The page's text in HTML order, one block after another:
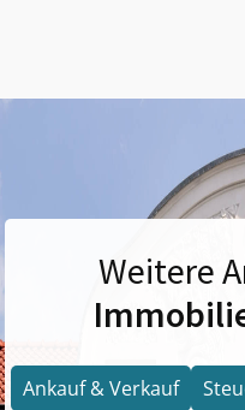
Weitere
Ankauf & Verkauf